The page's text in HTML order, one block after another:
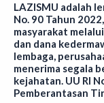
LAZISMU adalah
No. 90 Tahun
masyarakat
dan dana
lembaga,
menerima segala
kejahatan. UU RI
Pemberantasan